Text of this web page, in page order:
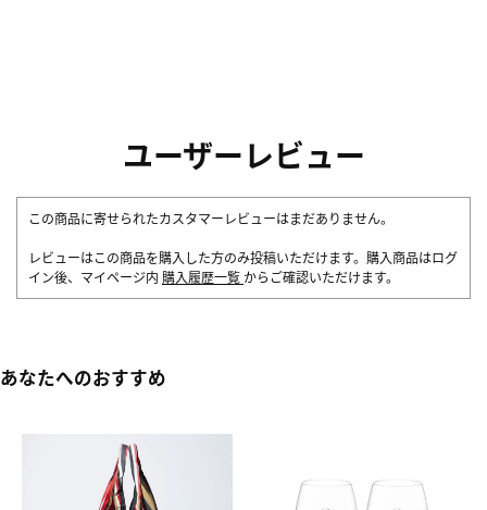
ユーザーレビュー
この商品に寄せられたカスタマーレビューはまだありません。
レビューはこの商品を購入した方のみ投稿いただけます。購入商品はログ
イン後、マイページ内 購入履歴一覧 からご確認いただけます。
あなたへのおすすめ